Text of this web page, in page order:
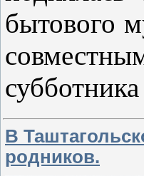
бытового
В
родников.